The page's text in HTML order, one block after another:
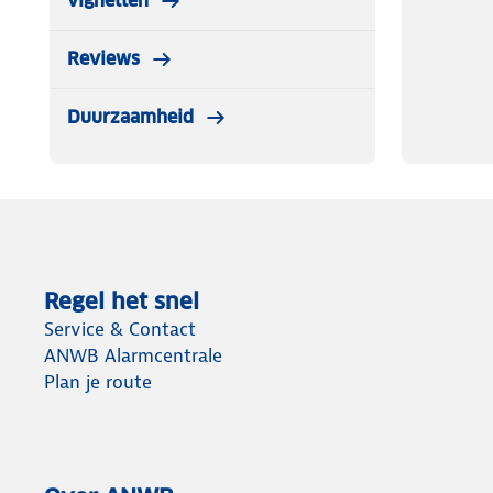
Reviews
Duurzaamheid
Regel het snel
Service & Contact
ANWB Alarmcentrale
Plan je route